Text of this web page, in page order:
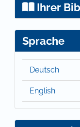
Ihrer
Sprache
Deutsch
English